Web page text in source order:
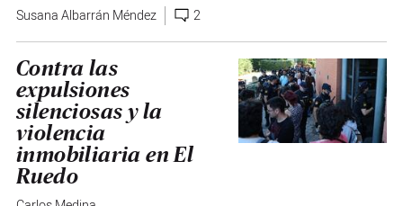
Susana Albarrán Méndez 2
Contra las
expulsiones
silenciosas y la
violencia
inmobiliaria en El
Ruedo